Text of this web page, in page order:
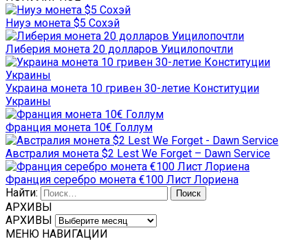
Ниуэ монета $5 Сохэй
Либерия монета 20 долларов Уицилопочтли
Украина монета 10 гривен 30-летие Конституции
Украины
Франция монета 10€ Голлум
Австралия монета $2 Lest We Forget – Dawn Service
Франция серебро монета €100 Лист Лориена
Найти:
АРХИВЫ
АРХИВЫ
МЕНЮ НАВИГАЦИИ